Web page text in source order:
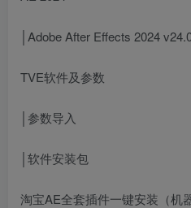
│Adobe After Effects 2024
TVE软件及参数
│参数导入
│软件安装包
淘宝AE全套插件一键安装（机